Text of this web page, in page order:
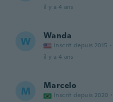
il y a 4 ans
W Wanda
Inscrit depuis 2015 ·
il y a 4 ans
M Marcelo
Inscrit depuis 2020 ·